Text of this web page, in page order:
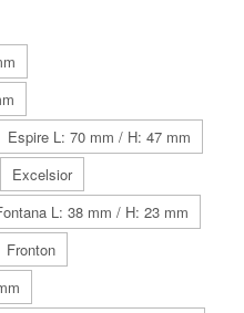
Espire L: 70 mm / H: 47 mm
Excelsior
L: 38 mm / H: 23 mm
Fronton